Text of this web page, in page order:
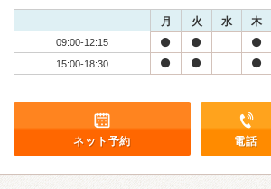
月 火 水 木
09:00-12:15
15:00-18:30
ネット予約 電話